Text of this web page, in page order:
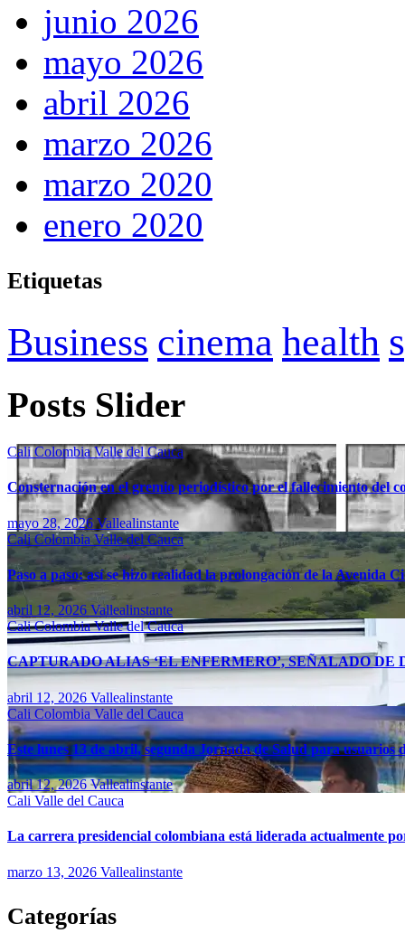
junio 2026
mayo 2026
abril 2026
marzo 2026
marzo 2020
enero 2020
Etiquetas
Business cinema health
Posts Slider
CaliColombiaValle del Cauca
Consternación en el gremio periodístico por el fallecimiento del
mayo 28, 2026Vallealinstante
CaliColombiaValle del Cauca
Paso a paso: así se hizo realidad la prolongación de la Avenida
abril 12, 2026 Vallealinstante
CaliColombiaValle del Cauca
CAPTURADO ALIAS ‘EL ENFERMERO’, SEÑALADO DE
abril 12, 2026 Vallealinstante
Cali Colombia Valle del Cauca
Este lunes 13 de abril, segunda Jornada de Salud para usuarios
abril 12, 2026Vallealinstante
Cali Valle del Cauca
La carrera presidencial colombiana está liderada actualmente
marzo 13, 2026 Vallealinstante
Categorías